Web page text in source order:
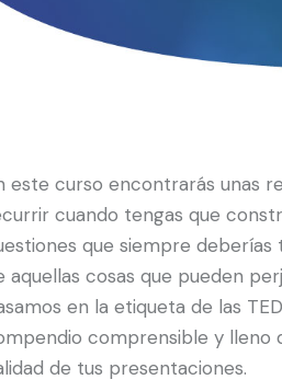
este curso encontrarás unas
cuando tengas que
que siempre
aquellas cosas que pueden
en la etiqueta de las
comprensible y lleno
de tus presentaciones.